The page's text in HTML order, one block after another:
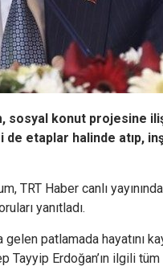
konut projesine
etaplar halinde atıp,
Haber canlı
yanıtladı.
patlamada hayatını
Tayyip Erdoğan’ın ilgili